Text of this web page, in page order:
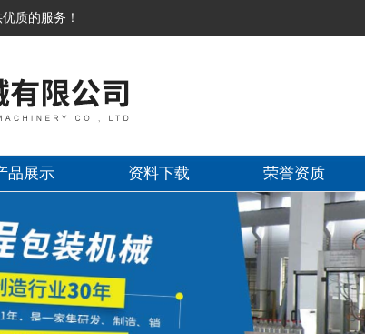
质的服务！
品展示 资料下载 荣誉资质